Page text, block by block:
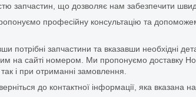
що дозволяє нам забезпечити
професійну консультацію та
запчастини та вказавши необхідні
на сайті номером. Ми пропонуємо доставку
і при отриманні замовлення.
до контактної інформації, яка вказана